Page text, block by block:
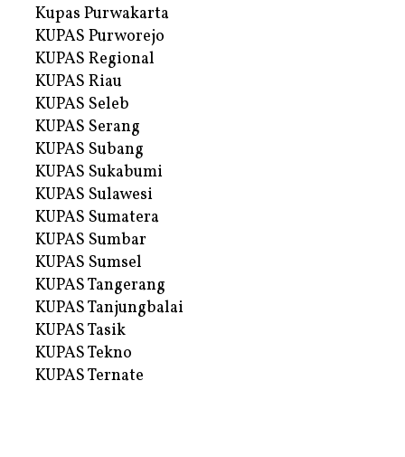
Kupas Purwakarta
KUPAS Purworejo
KUPAS Regional
KUPAS Riau
KUPAS Seleb
KUPAS Serang
KUPAS Subang
KUPAS Sukabumi
KUPAS Sulawesi
KUPAS Sumatera
KUPAS Sumbar
KUPAS Sumsel
KUPAS Tangerang
KUPAS Tanjungbalai
KUPAS Tasik
KUPAS Tekno
KUPAS Ternate